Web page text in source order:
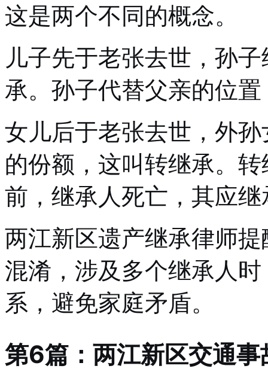
这是两个不同的概念。
儿子先于老张去世，孙
承。孙子代替父亲的位
女儿后于老张去世，外
的份额，这叫转继承。
前，继承人死亡，其应
两江新区遗产继承律师
混淆，涉及多个继承人
系，避免家庭矛盾。
第6篇：两江新区交通